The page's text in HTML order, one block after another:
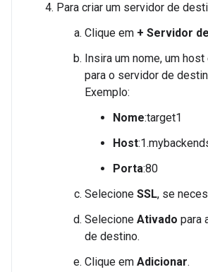
Para criar um servidor de
Clique em + Servidor
Insira um nome, um host
para o servidor de
Exemplo:
Nome:target1
Host
Porta:80
Selecione SSL, se
Selecione Ativado para
de destino.
Clique em Adicionar.